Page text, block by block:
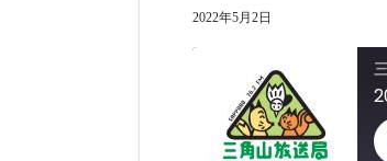
2022年5月2日